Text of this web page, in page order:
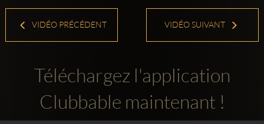
VIDÉO PRÉCÉDENT VIDÉO SUIVANT
Téléchargez l'application
Clubbable maintenant !